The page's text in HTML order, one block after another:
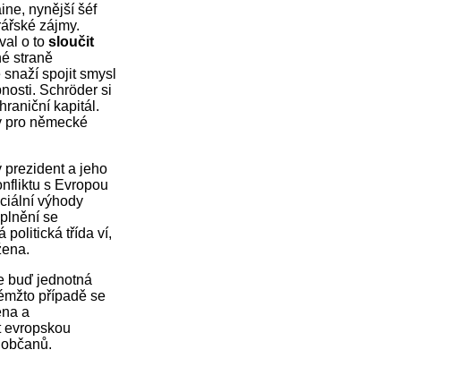
nynější šéf
zájmy.
o to sloučit
straně
spojit smysl
Schröder si
kapitál.
pro německé
prezident a jeho
s Evropou
výhody
se
politická třída ví,
buď jednotná
případě se
a
evropskou